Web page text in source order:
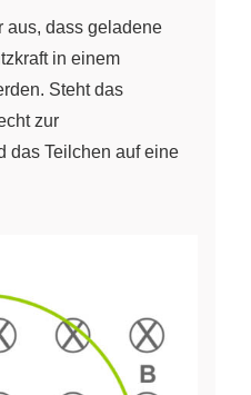
aus, dass geladene
in einem
Steht das
zur
das Teilchen auf eine